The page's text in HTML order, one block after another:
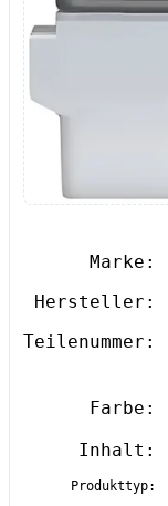
Marke:
Hersteller:
Teilenummer:
Farbe:
Inhalt:
Produkttyp: